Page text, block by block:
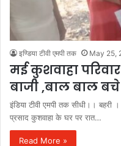
इण्डिया टीवी एमपी तक May 25,
मई कुशवाहा
बाजी ,बाल बाल बचे
इंडिया टीवी एमपी तक सीधी।। बहरी
प्रसाद कुशवाहा के घर पर रात…
Read More »